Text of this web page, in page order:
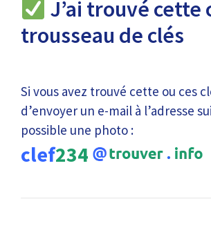
J’ai trouvé cette
trousseau de clés
Si vous avez trouvé cette ou ces
d’envoyer un e-mail à l’adresse
possible une photo :
clef234